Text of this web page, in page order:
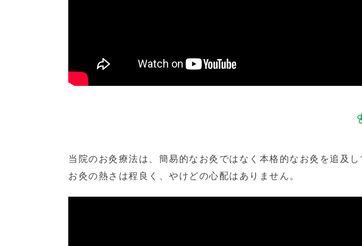
当院のお灸療法は、簡易的なお灸ではなく本格的なお灸を追及
お灸の熱さは程良く、やけどの心配はありません。